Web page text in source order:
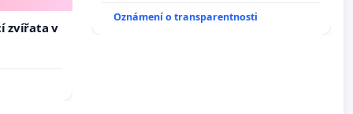
zvířata v
Oznámení o transparentnosti